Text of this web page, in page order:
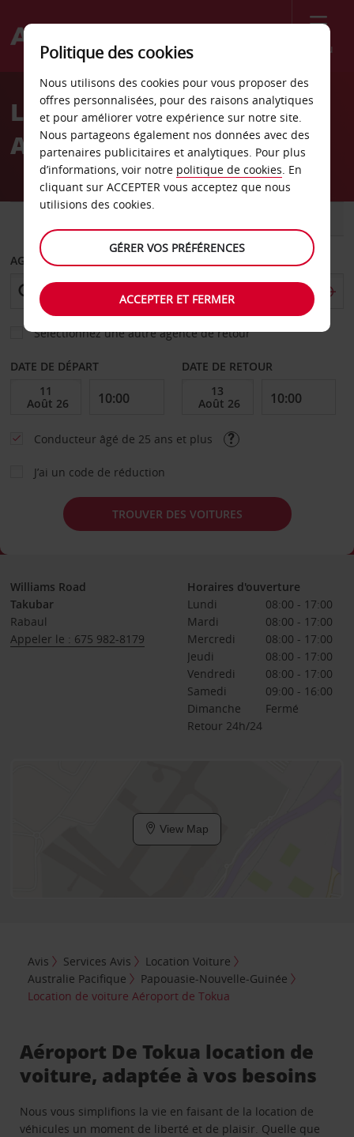
Menu
Welcome
AvisLocation de voiture
Aéroport de Tokua
AGENCE DE DÉPART
Sélectionnez une autre agence de retour
DATE DE DÉPART DATE DE RETOUR
Conducteur âgé de 25 ans et plus
J’ai un code de réduction
TROUVER DES VOITURES
Williams Road
Takubar
Rabaul
Appeler le : 675 982-8179
Horaires d'ouverture
Lundi
08:00 - 17:00
Mardi
08:00 - 17:00
Mercredi
08:00 - 17:00
Jeudi
08:00 - 17:00
Vendredi
08:00 - 17:00
Samedi
09:00 - 16:00
Dimanche
Fermé
Retour 24h/24
View Map
Avis Services Avis
Location Voiture
Australie Pacifique
Papouasie-Nouvelle-Guinée
Location de voiture Aéroport de Tokua
Aéroport De Tokua location de
voiture, adaptée à vos besoins
Nous vous simplifions la vie en faisant de la location de
véhicules un moment de liberté et de plaisir. Quelle que
Politique des cookies
Nous utilisons des cookies pour vous proposer des
offres personnalisées, pour des raisons analytiques
et pour améliorer votre expérience sur notre site.
Nous partageons également nos données avec des
partenaires publicitaires et analytiques. Pour plus
d’informations, voir notre politique de cookies. En
cliquant sur ACCEPTER vous acceptez que nous
utilisions des cookies.
GÉRER VOS PRÉFÉRENCES
ACCEPTER ET FERMER